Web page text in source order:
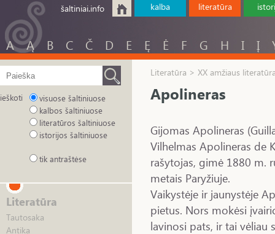
šaltiniai.info kalba literatūra
A Ą B C Č D E Ę Ė F G H I Į
ieškoti
visuose šaltiniuose
kalbos šaltiniuose
literatūros šaltiniuose
istorijos šaltiniuose
tik antraštėse
Literatūra
Tautosaka
Antika
Literatūra > XX amžiaus
Apolineras
Gijomas Apolineras
Vilhelmas Apolineras de
rašytojas, gimė 1880 m.
metais Paryžiuje.
Vaikystėje ir jaunystėje
pietus. Nors mokėsi
lavinosi pats, ir tai vėliau